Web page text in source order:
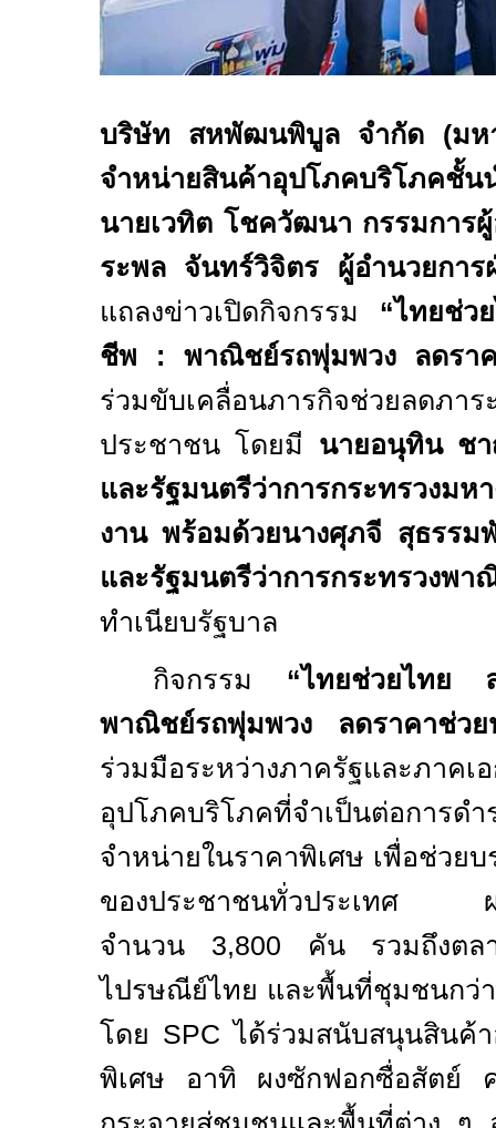
บริษัท สหพัฒนพิบูล จำกัด (ม
จำหน่ายสินค้าอุปโภคบริโภค
นายเวทิต โชควัฒนา กรรมการ
ระพล จันทร์วิจิตร ผู้อำนวยกา
แถลงข่าวเปิดกิจกรรม “ไทยช่ว
ชีพ : พาณิชย์รถพุ่มพวง ลดรา
ร่วมขับเคลื่อนภารกิจช่วยลดภาร
ประชาชน โดยมี นายอนุทิน ช
และรัฐมนตรีว่าการกระทรวงมห
งาน พร้อมด้วยนางศุภจี สุธรรม
และรัฐมนตรีว่าการกระทรวง
ทำเนียบรัฐบาล
กิจกรรม “ไทยช่วยไทย
พาณิชย์รถพุ่มพวง ลดราคาช่วย
ร่วมมือระหว่างภาครัฐและภาคเ
อุปโภคบริโภคที่จำเป็นต่อการดำ
จำหน่ายในราคาพิเศษ เพื่อช่วย
ของประชาชนทั่วประเทศ ผ่า
จำนวน 3,800 คัน รวมถึงตล
ไปรษณีย์ไทย และพื้นที่ชุมชนกว่
โดย SPCได้ร่วมสนับสนุนสินค้
พิเศษ อาทิ ผงซักฟอกซื่อสัตย์